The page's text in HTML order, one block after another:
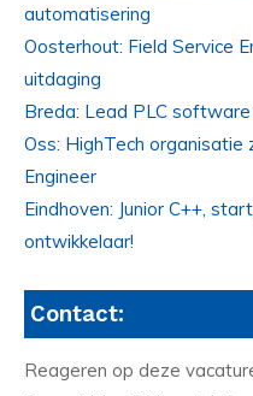
automatisering
Oosterhout: Field Service
uitdaging
Breda: Lead PLC
Oss: HighTech
Engineer
Eindhoven: Junior C++,
ontwikkelaar!
Contact:
Reageren op deze